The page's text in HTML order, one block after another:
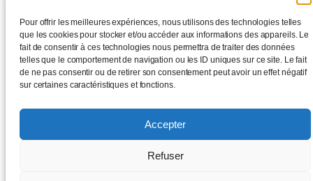
Pour offrir les meilleures expériences, nous utilisons des technologies telles
que les cookies pour stocker et/ou accéder aux informations des appareils. Le
fait de consentir à ces technologies nous permettra de traiter des données
telles que le comportement de navigation ou les ID uniques sur ce site. Le fait
de ne pas consentir ou de retirer son consentement peut avoir un effet négatif
sur certaines caractéristiques et fonctions.
Accepter
Refuser
FAQ
HLB Edition – 2025, tous droits réservés
Politique de confidentialité
Politique de cookies (UE)